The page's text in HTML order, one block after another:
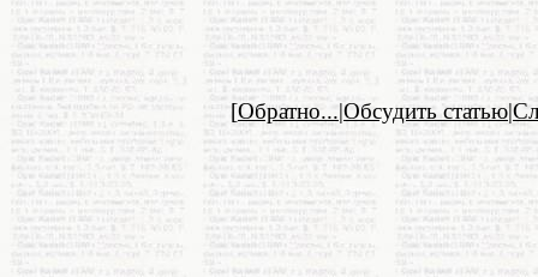
[Обратно...|Обсудить статью|